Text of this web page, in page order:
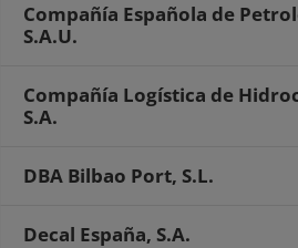
Compañía Española de
S.A.U.
Compañía Logística de
S.A.
DBA Bilbao Port, S.L.
Decal España, S.A.